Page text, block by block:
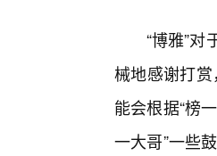
“博雅”对
械地感谢打
能会根据“榜
一大哥”一些